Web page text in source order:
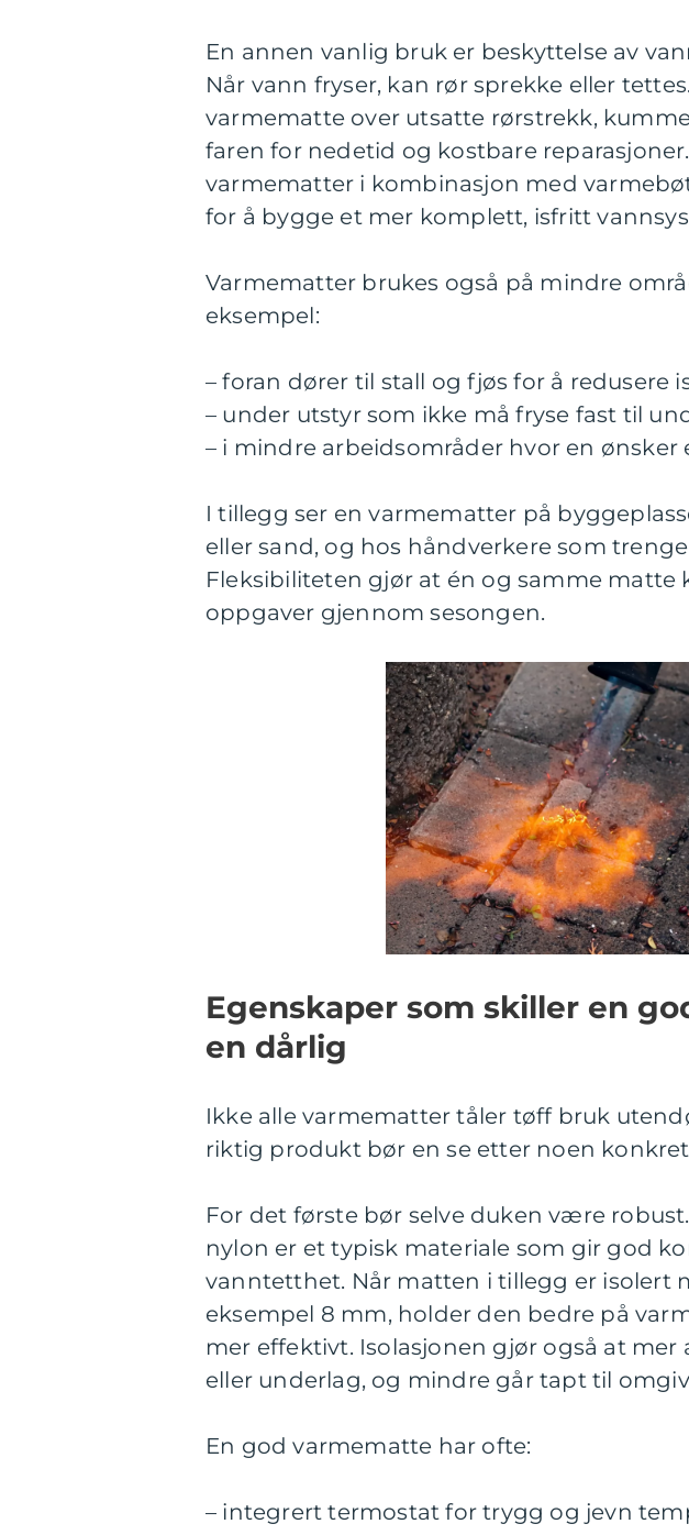
En annen vanlig bruk er beskyttelse av
Når vann fryser, kan rør sprekke eller
varmematte over utsatte rørstrekk,
faren for nedetid og kostbare
varmematter i kombinasjon med
for å bygge et mer komplett, isfritt
Varmematter brukes også på mindre
eksempel:
– foran dører til stall og fjøs for å redusere
– under utstyr som ikke må fryse fast til
– i mindre arbeidsområder hvor en
I tillegg ser en varmematter på
eller sand, og hos håndverkere som
Fleksibiliteten gjør at én og samme matte
oppgaver gjennom sesongen.
Egenskaper som skiller en
en dårlig
Ikke alle varmematter tåler tøff bruk
riktig produkt bør en se etter noen
For det første bør selve duken være
nylon er et typisk materiale som gir god
vanntetthet. Når matten i tillegg er isolert
eksempel 8 mm, holder den bedre på
mer effektivt. Isolasjonen gjør også at mer
eller underlag, og mindre går tapt til
En god varmematte har ofte:
– integrert termostat for trygg og jevn